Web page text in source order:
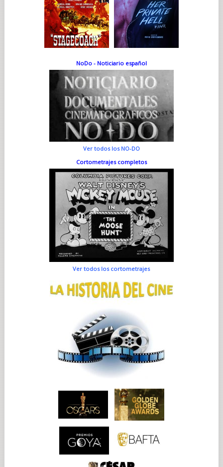
NoDo - Noticiario español
Ver todos los NO-DO
Cortometrajes completos
Ver todos los cortometrajes